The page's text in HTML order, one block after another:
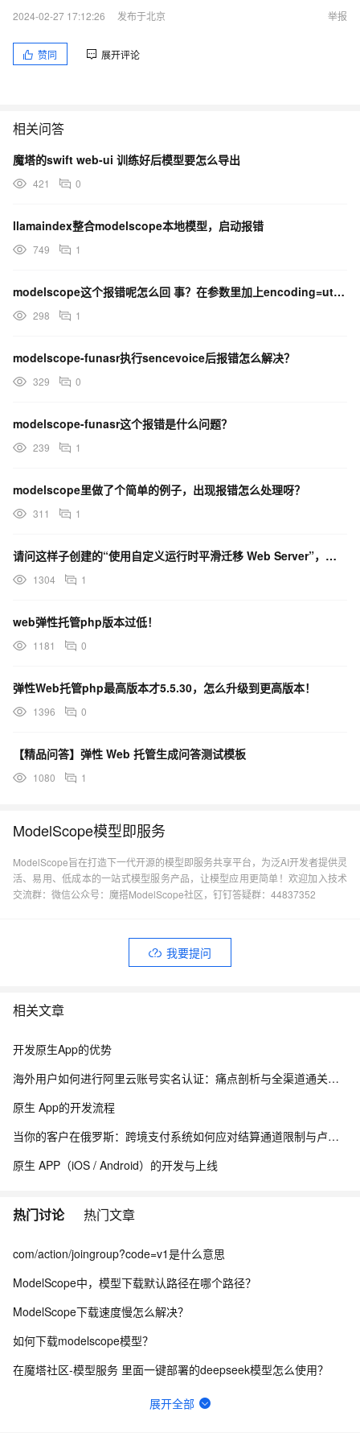
2024-02-27 17:12:26
发布于北京 举报
赞同 展开评论
相关问答
魔塔的swift web-ui 训练好后模型要怎么导出
421 0
llamaindex整合modelscope本地模型，启动报错
749 1
modelscope这个报错呢怎么回 事？在参数里加上encoding=utf-8，又会出现这个报错
298 1
modelscope-funasr执行sencevoice后报错怎么解决？
329 0
modelscope-funasr这个报错是什么问题？
239 1
modelscope里做了个简单的例子，出现报错怎么处理呀？
311 1
请问这样子创建的“使用自定义运行时平滑迁移 Web Server”，弹性实例，按量计费，是每次请求都
1304 1
web弹性托管php版本过低！
1181 0
弹性Web托管php最高版本才5.5.30，怎么升级到更高版本！
1396 0
【精品问答】弹性 Web 托管生成问答测试模板
1080 1
ModelScope模型即服务
ModelScope旨在打造下一代开源的模型即服务共享平台，为泛AI开发者提供灵
活、易用、低成本的一站式模型服务产品，让模型应用更简单！欢迎加入技术
交流群：微信公众号：魔搭ModelScope社区，钉钉答疑群：44837352
我要提问
相关文章
开发原生App的优势
海外用户如何进行阿里云账号实名认证：痛点剖析与全渠道通关指南！！！
原生 App的开发流程
当你的客户在俄罗斯：跨境支付系统如何应对结算通道限制与卢布波动的双重挑战
原生 APP（iOS / Android）的开发与上线
热门讨论 热门文章
com/action/joingroup?code=v1是什么意思
ModelScope中，模型下载默认路径在哪个路径？
ModelScope下载速度慢怎么解决？
如何下载modelscope模型？
在魔塔社区-模型服务 里面一键部署的deepseek模型怎么使用？
零门槛玩转AI声音定制，3分钟即可复刻你的发音模型
展开全部